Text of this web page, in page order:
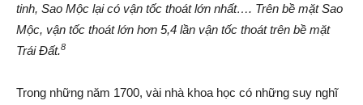
tinh, Sao Mộc lại có vận tốc thoát lớn nhất…. Trên bề mặt Sao
Mộc, vận tốc thoát lớn hơn 5,4 lần vận tốc thoát trên bề mặt
Trái Đất.8
Trong những năm 1700, vài nhà khoa học có những suy nghĩ